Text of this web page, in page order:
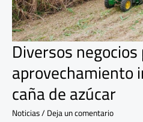
Diversos
aprovechamiento
caña de azúcar
Noticias/Deja un comentario
caña
de
azúcar